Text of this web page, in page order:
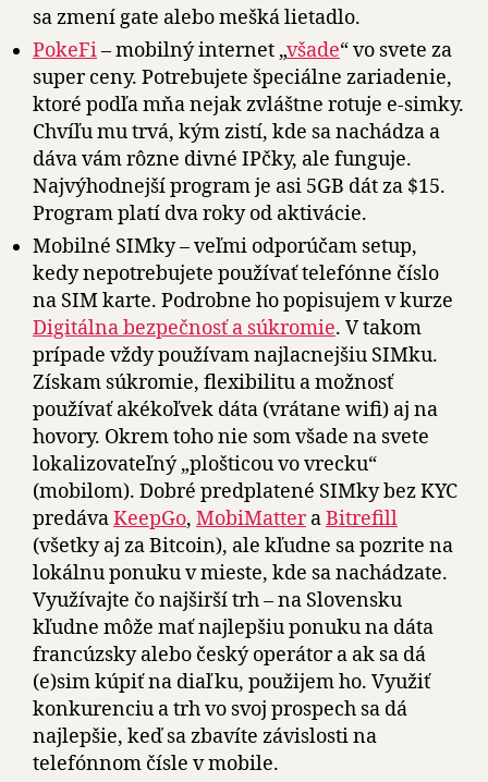
sa zmení gate alebo mešká lietadlo.
PokeFi– mobilný internet „všade“ vo svete za
super ceny. Potrebujete špeciálne zariadenie,
ktoré podľa mňa nejak zvláštne rotuje e-simky.
Chvíľu mu trvá, kým zistí, kde sa nachádza a
dáva vám rôzne divné IPčky, ale funguje.
Najvýhodnejší program je asi 5GB dát za $15.
Program platí dva roky od aktivácie.
Mobilné SIMky – veľmi odporúčam setup,
kedy nepotrebujete používať telefónne číslo
na SIM karte. Podrobne ho popisujem v kurze
Digitálna bezpečnosť a súkromie. V takom
prípade vždy používam najlacnejšiu SIMku.
Získam súkromie, flexibilitu a možnosť
používať akékoľvek dáta (vrátane wifi) aj na
hovory. Okrem toho nie som všade na svete
lokalizovateľný „plošticou vo vrecku“
(mobilom). Dobré predplatené SIMky bez KYC
predávaKeepGo, MobiMatteraBitrefill
(všetky aj za Bitcoin), ale kľudne sa pozrite na
lokálnu ponuku v mieste, kde sa nachádzate.
Využívajte čo najširší trh – na Slovensku
kľudne môže mať najlepšiu ponuku na dáta
francúzsky alebo český operátor a ak sa dá
(e)sim kúpiť na diaľku, použijem ho. Využiť
konkurenciu a trh vo svoj prospech sa dá
najlepšie, keď sa zbavíte závislosti na
telefónnom čísle v mobile.